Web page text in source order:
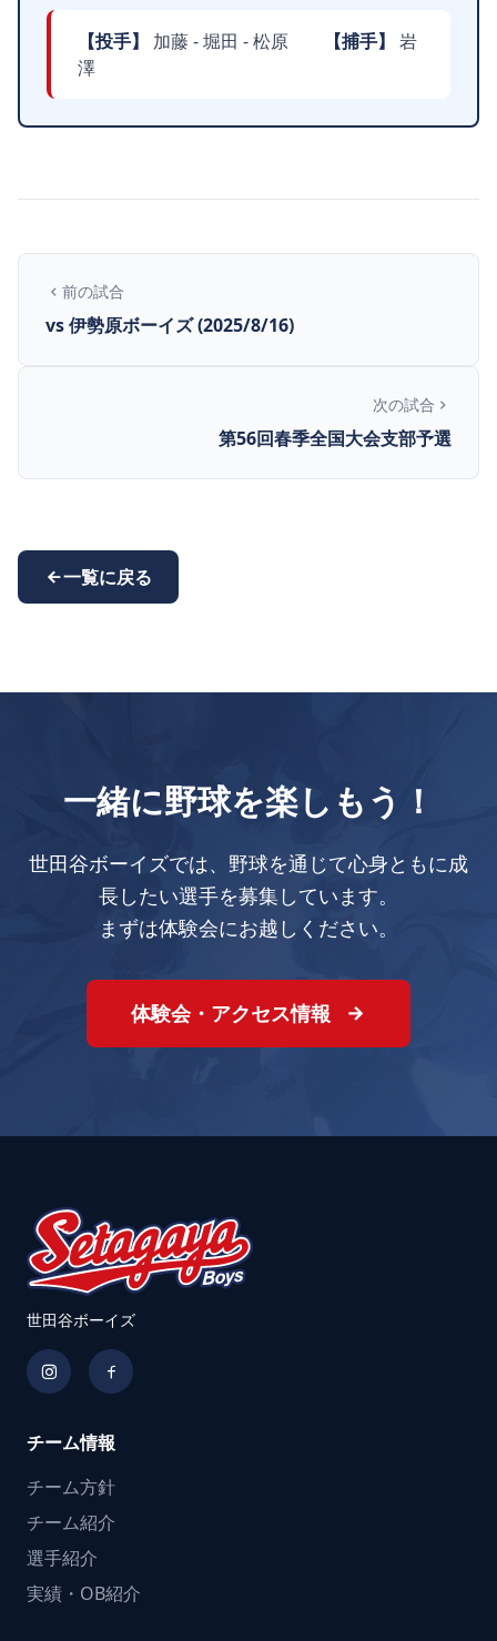
【投手】 加藤 - 堀田 - 松原 【捕手】
岩
澤
前の試合
vs 伊勢原ボーイズ (2025/8/16)
次の試合
第56回春季全国大会支部予選
一覧に戻る
一緒に野球を楽しもう！
世田谷ボーイズでは、野球を通じて心身ともに成
長したい選手を募集しています。
まずは体験会にお越しください。
体験会・アクセス情報
世田谷ボーイズ
チーム情報
チーム方針
チーム紹介
選手紹介
実績・OB紹介